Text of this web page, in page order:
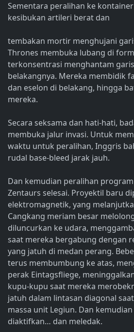
Sementara peralihan ke
kesibukan artileri berat dan
tembakan mortir menghujani
Thrones membuka lubang di
terkonsentrasi menghantam
belakangnya. Mereka membidik
dan eselon di belakang, hingga
mereka.
Secara seksama dan hati-hati,
membuka jalur invasi. Untuk
waktu untuk peralihan, Inggris
rudal base-bleed jarak jauh.
Dan kemudian peralihan
Zentaurs selesai. Proyektil baru
elektromagnetik, yang
Cangkang meriam besar
diluncurkan ke udara,
saat mereka bergabung dengan
yang jatuh di medan perang.
terus membumbung ke atas,
perak Eintagsfliege,
kupu-kupu saat mereka
jatuh dalam lintasan diagonal
massa unit Legiun. Dan
diaktifkan… dan meledak.